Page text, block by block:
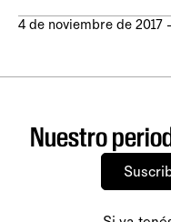
4 de noviembre de 2017 -
Nuestro